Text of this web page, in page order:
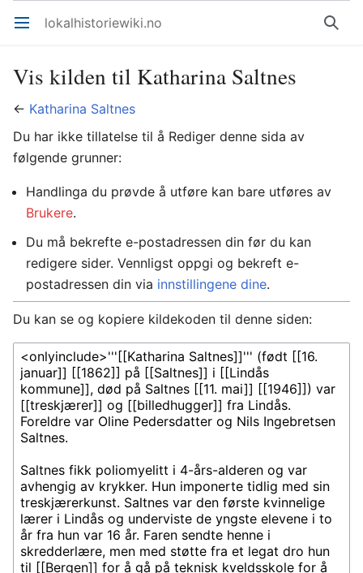
Åpne hovedmenyen lokalhistoriewiki.no Søk
Vis kilden til Katharina Saltnes
← Katharina Saltnes
Du har ikke tillatelse til å Rediger denne sida av
følgende grunner:
Handlinga du prøvde å utføre kan bare utføres av
Brukere.
Du må bekrefte e-postadressen din før du kan
redigere sider. Vennligst oppgi og bekreft e-
postadressen din via innstillingene dine.
Du kan se og kopiere kildekoden til denne siden: